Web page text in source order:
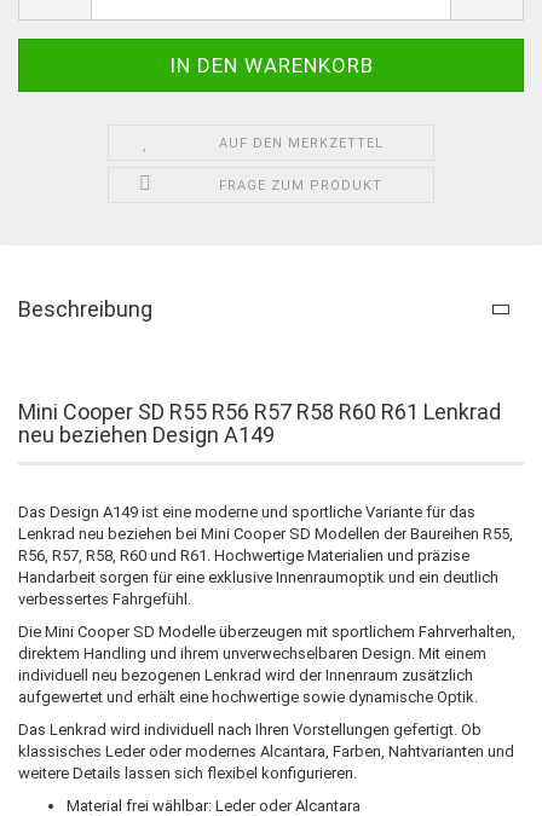
AUF DEN MERKZETTEL
FRAGE ZUM PRODUKT
Beschreibung
Mini Cooper SD R55 R56 R57 R58 R60 R61 Lenkrad
neu beziehen Design A149
Das Design A149 ist eine moderne und sportliche Variante für das
Lenkrad neu beziehen bei Mini Cooper SD Modellen der Baureihen R55,
R56, R57, R58, R60 und R61. Hochwertige Materialien und präzise
Handarbeit sorgen für eine exklusive Innenraumoptik und ein deutlich
verbessertes Fahrgefühl.
Die Mini Cooper SD Modelle überzeugen mit sportlichem Fahrverhalten,
direktem Handling und ihrem unverwechselbaren Design. Mit einem
individuell neu bezogenen Lenkrad wird der Innenraum zusätzlich
aufgewertet und erhält eine hochwertige sowie dynamische Optik.
Das Lenkrad wird individuell nach Ihren Vorstellungen gefertigt. Ob
klassisches Leder oder modernes Alcantara, Farben, Nahtvarianten und
weitere Details lassen sich flexibel konfigurieren.
Material frei wählbar: Leder oder Alcantara